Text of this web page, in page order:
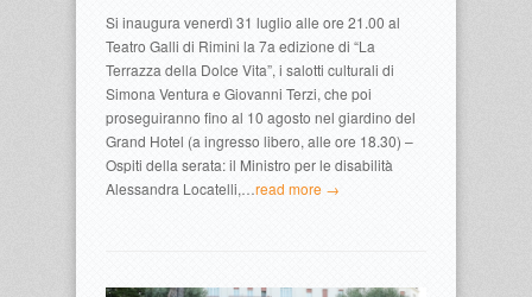
Si inaugura venerdì 31 luglio alle ore 21.00 al
Teatro Galli di Rimini la 7a edizione di “La
Terrazza della Dolce Vita”, i salotti culturali di
Simona Ventura e Giovanni Terzi, che poi
proseguiranno fino al 10 agosto nel giardino del
Grand Hotel (a ingresso libero, alle ore 18.30) –
Ospiti della serata: il Ministro per le disabilità
Alessandra Locatelli,…read more →